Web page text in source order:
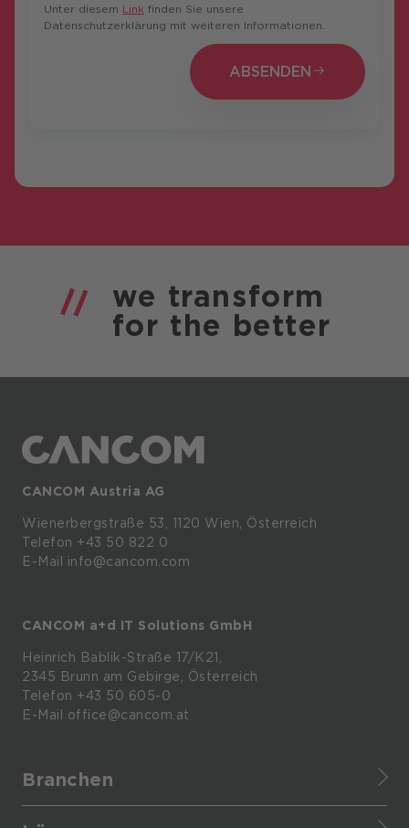
Unter diesem Link finden Sie unsere
Datenschutzerklärung mit weiteren Informationen.
ABSENDEN
ABSENDEN
we transform
for the better
CANCOM Austria AG
Wienerbergstraße 53, 1120 Wien, Österreich
Telefon +43 50 822 0
E-Mail info@cancom.com
CANCOM a+d IT Solutions GmbH
Heinrich Bablik-Straße 17/K21,
2345 Brunn am Gebirge, Österreich
Telefon +43 50 605-0
E-Mail office@cancom.at
Branchen